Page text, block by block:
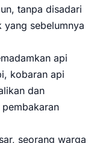
tanpa disadari
sebelumnya
api
kobaran api
dan
seorang warga